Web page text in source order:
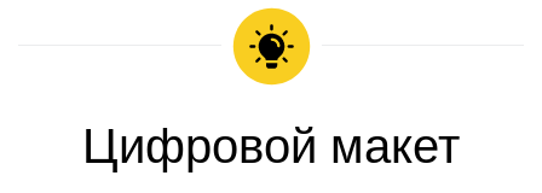
Цифровой макет